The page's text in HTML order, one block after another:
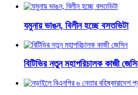
যমুনায় ভাঙন, বিলীন হচ্ছে বসতভিটা
বিটিভির নতুন মহাপরিচালক কাজী